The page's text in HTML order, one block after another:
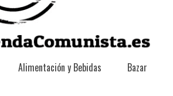
Alimentación y Bebidas Bazar